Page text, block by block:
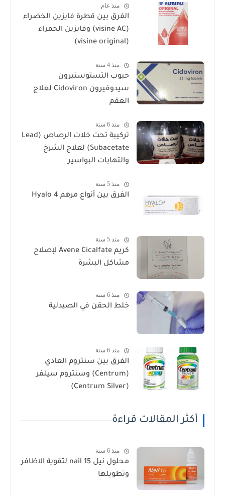
منذ عام
الفرق بين قطرة فايزين الخضراء
(visine AC) وفايزين الحمراء
(visine original)
منذ 4 سنة
حبوب التستوستيرون
سيدوفيرون Cidoviron لعلاج
العقم
منذ 6 سنة
تركيبة تحت خلات الرصاص (Lead
Subacetate) لعلاج الشرخ
والتهابات البواسير
منذ 5 سنة
الفرق بين أنواع مرهم Hyalo 4
منذ 5 سنة
كريم Avene Cicalfate لإصلاح
مشاكل البشرة
منذ 6 سنة
خلط الحقن في الصيدلية
منذ 6 سنة
الفرق بين سنتروم العادي
(Centrum) وسنتروم سيلفر
(Centrum Silver)
أكثر المقالات قراءة
منذ 6 سنة
محلول نيل nail 15 لتقوية الاظافر
وتطويلها